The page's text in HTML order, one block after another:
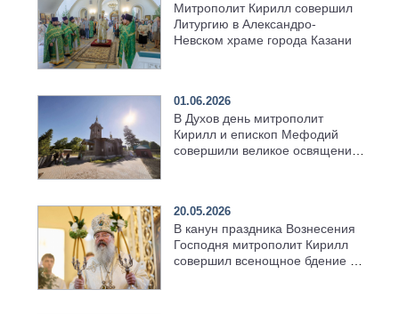
Митрополит Кирилл совершил
Литургию в Александро-
Невском храме города Казани
01.06.2026
В Духов день митрополит
Кирилл и епископ Мефодий
совершили великое освящение
20.05.2026
В канун праздника Вознесения
Господня митрополит Кирилл
совершил всенощное бдение в